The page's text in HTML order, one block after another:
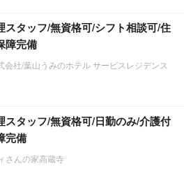
スタッフ/無資格可/シフト相談可/住
障完備
会社/葉山うみのホテル サービスレジデンス
スタッフ/無資格可/日勤のみ/介護付
完備
さんの家高蔵寺